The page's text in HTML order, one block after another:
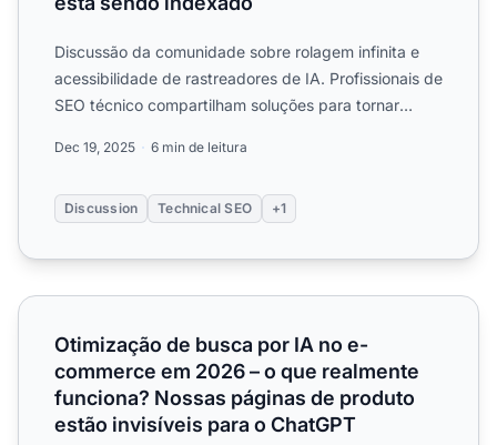
Discussão da comunidade sobre rolagem infinita e
acessibilidade de rastreadores de IA. Profissionais de
SEO técnico compartilham soluções para tornar
Dec 19, 2025 6 min de leitura
Discussion Technical SEO +1
Otimização de busca por IA no e-commerce em 2026 –
Otimização de busca por IA no e-
commerce em 2026 – o que realmente
funciona? Nossas páginas de produto
estão invisíveis para o ChatGPT